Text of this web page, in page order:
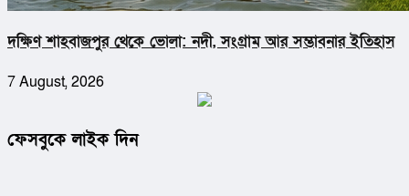
দক্ষিণ শাহবাজপুর থেকে ভোলা: নদী, সংগ্রাম আর সম্ভাবনার ইতিহাস
7 August, 2026
ফেসবুকে লাইক দিন